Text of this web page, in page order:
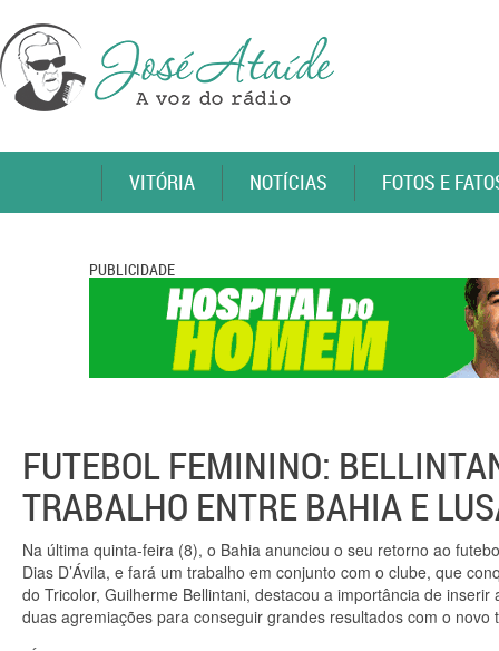
VITÓRIA NOTÍCIAS FOTOS E
PUBLICIDADE
FUTEBOL FEMININO:
TRABALHO ENTRE BAHIA E
Na última quinta-feira (8), o Bahia anunciou o seu retorno ao
Dias D’Ávila, e fará um trabalho em conjunto com o clube, que
do Tricolor, Guilherme Bellintani, destacou a importância de
duas agremiações para conseguir grandes resultados com o novo